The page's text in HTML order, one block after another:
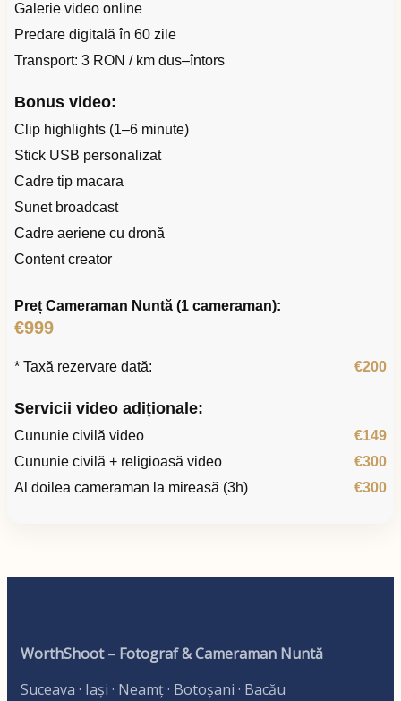
Galerie video online
Predare digitală în 60 zile
Transport: 3 RON / km dus–întors
Bonus video:
Clip highlights (1–6 minute)
Stick USB personalizat
Cadre tip macara
Sunet broadcast
Cadre aeriene cu dronă
Content creator
Preț Cameraman Nuntă (1 cameraman):
€999
* Taxă rezervare dată: €200
Servicii video adiționale:
Cununie civilă video
€149
Cununie civilă + religioasă video
€300
Al doilea cameraman la mireasă (3h)
€300
WorthShoot – Fotograf & Cameraman Nuntă
Suceava · Iași · Neamț · Botoșani · Bacău